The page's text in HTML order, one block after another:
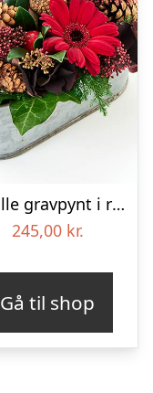
Fin lille gravpynt i rød, floristens valg – Blomster til begravelse
245,00 kr.
Gå til shop